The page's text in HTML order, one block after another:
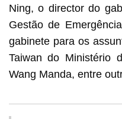
Ning, o director do
Gestão de
gabinete para os
Taiwan do Ministério
Wang Manda, entre